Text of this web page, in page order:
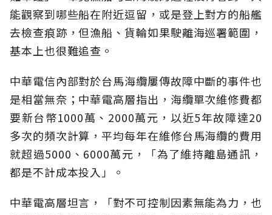
能觀察到哪些船在附近逗留，或是登上對方的船艦
去檢查痕跡，但漁船、貨輪如果駛離海巡署範圍，
基本上也很難追查。
中華電信內部對於台馬海纜屢傳故障中斷的事件也
是相當無奈；中華電高層指出，海纜單次維修費都
要新台幣1000萬、2000萬元，以近5年故障達20
多次的頻次計算，平均每年在維修台馬海纜的費用
就超過5000、6000萬元，「為了維持離島通訊，
都是不計成本投入」。
中華電高層坦言，「對不可控制因素無能為力，也